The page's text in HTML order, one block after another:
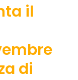
il
di